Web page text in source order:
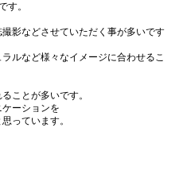
す。
影などさせていただく事が多いです
ルなど様々なイメージに合わせるこ
ことが多いです。
ーションを
っています。